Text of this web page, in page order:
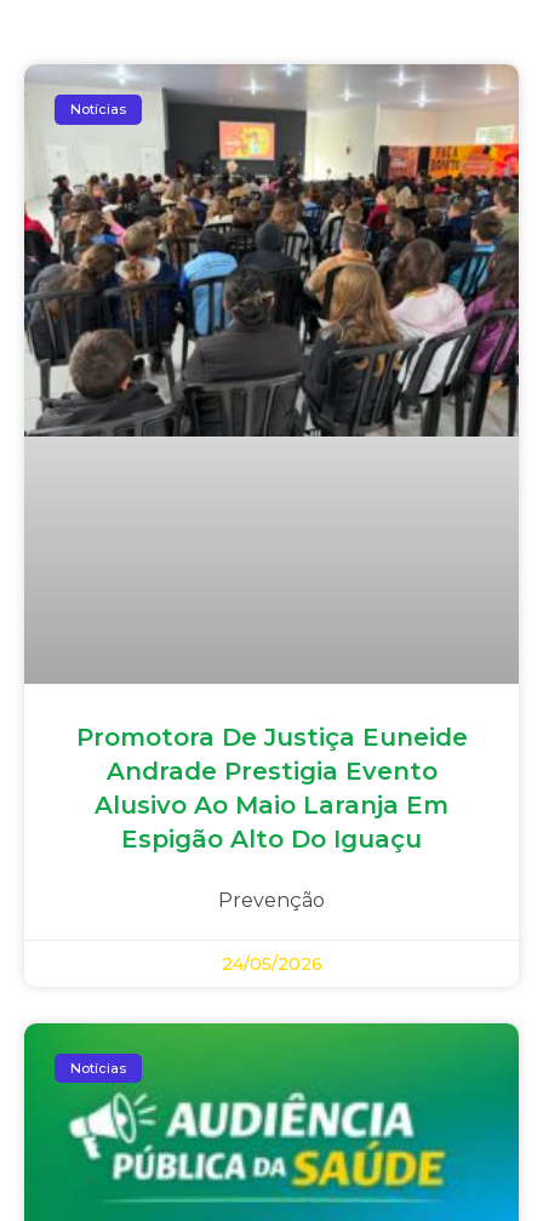
Notícias
Promotora De Justiça Euneide
Andrade Prestigia Evento
Alusivo Ao Maio Laranja Em
Espigão Alto Do Iguaçu
Prevenção
24/05/2026
Notícias